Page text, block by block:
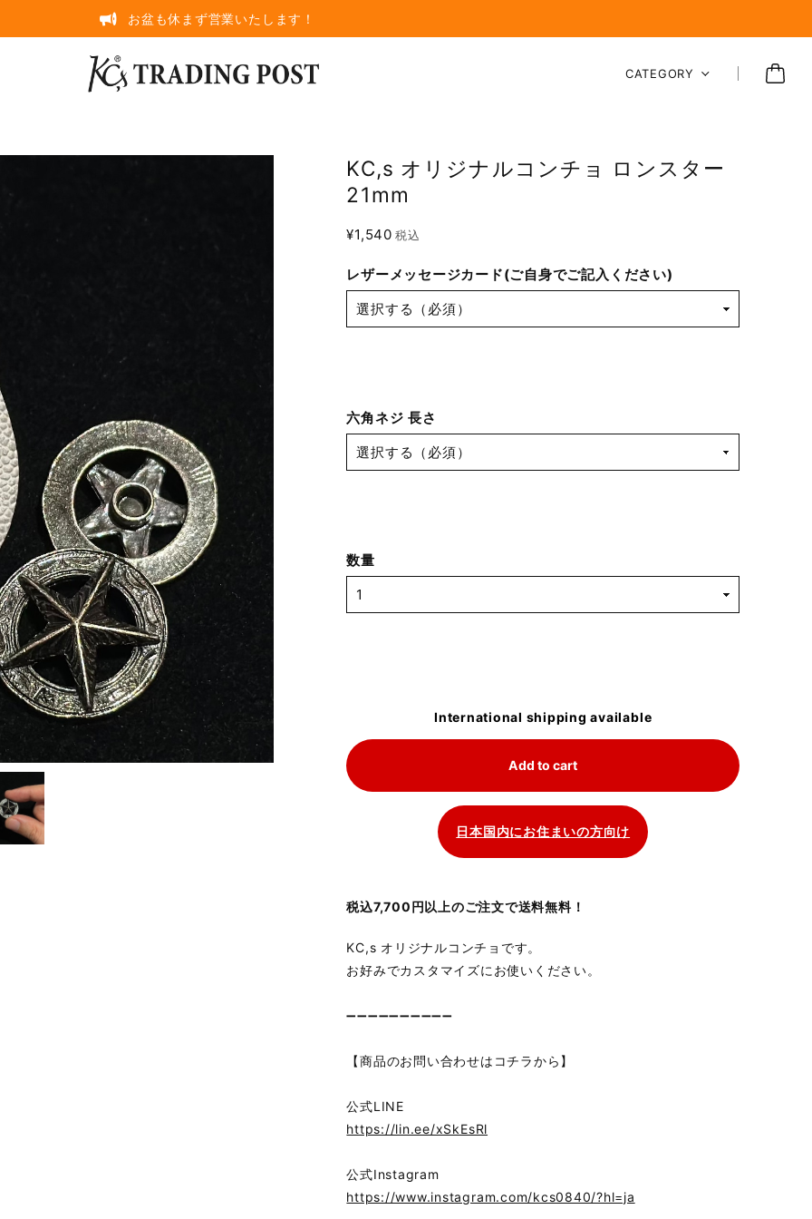
お盆も休まず営業いたします！
CATEGORY
KC,s オリジナルコンチョ ロンスター
21mm
¥1,540 税込
レザーメッセージカード(ご自身でご記入ください)
六角ネジ 長さ
数量
International shipping available
Add to cart
日本国内にお住まいの方向け
税込7,700円以上のご注文で送料無料！
KC,s オリジナルコンチョです。
お好みでカスタマイズにお使いください。
➖➖➖➖➖➖➖➖➖➖
【商品のお問い合わせはコチラから】
公式LINE
https://lin.ee/xSkEsRl
公式Instagram
https://www.instagram.com/kcs0840/?hl=ja